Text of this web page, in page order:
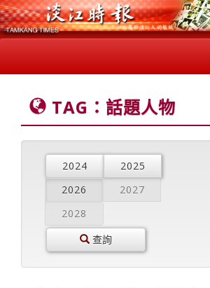
TAG：話題人物
2024
2025
2026
2027
2028
查詢